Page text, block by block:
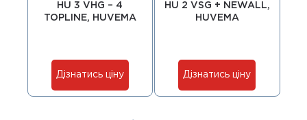
HU 3 VHG – 4
TOPLINE, HUVEMA
Дізнатись ціну
HU 2 VSG + NEWALL,
HUVEMA
Дізнатись ціну